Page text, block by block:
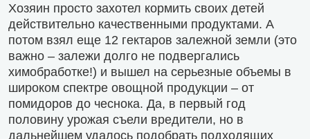
Хозяин просто захотел кормить своих детей
действительно качественными продуктами. А
потом взял еще 12 гектаров залежной земли (это
важно – залежи долго не подвергались
химобработке!) и вышел на серьезные объемы в
широком спектре овощной продукции – от
помидоров до чеснока. Да, в первый год
половину урожая съели вредители, но в
дальнейшем удалось подобрать подходящих